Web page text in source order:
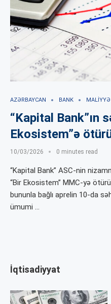
AZƏRBAYCAN BANK MALIYYƏ
“Kapital Bank”ın
Ekosistem”ə
10/03/2026 0 minutes read
“Kapital Bank” ASC-nin
“Bir Ekosistem” MMC-yə
bununla bağlı aprelin 10-da
ümumi …
İqtisadiyyat